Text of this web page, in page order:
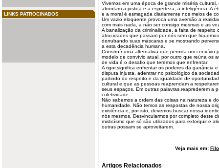
LINKS PATROCINADOS
Vivemos em uma época de grande miséria
afrontam a justiça e a esperteza, a inteligência. A
e a moral é esmagada diariamente nos meios de
Um vazio eloqüente provoca uma aversão a
com mais nada, a não ser consigo mesmas e as
A banalização da criminalidade, a falta de respeito
atrocidades que passam por nós sem que
derrubando suas máscaras e se mostrando
a esta decadência humana.
Construír uma alternativa que permita um convívio
modelo de convívio atual, por outro que reúna os
de vida é o desafio que teremos que enfrentar!
A rigor,significa enfrentar os poderes da ganância
disputa injusta, adentrar no psicológico da
partindo do respeito e da igualdade de
cultural e que as pessoas reaprendam a
seus espaços. Em outras palavras,reaprederem a
coletividade.
Não sabemos a ordem das coisas na natureza e
humanidade. Não temos as respostas de nossa
existência e, por isto, devemos buscar nossa
nós mesmos. Desvincularmos por completo deste
misticísmo que só são utilizados para extorquir e
outras possam se aproveitarem.
Veja mais em:
Artigos Relacionados